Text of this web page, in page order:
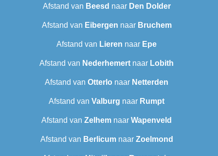
Afstand van Beesd naar Den Dolder
Afstand van Eibergen naar Bruchem
Afstand van Lieren naar Epe
Afstand van Nederhemert naar Lobith
Afstand van Otterlo naar Netterden
Afstand van Valburg naar Rumpt
Afstand van Zelhem naar Wapenveld
Afstand van Berlicumnaar Zoelmond